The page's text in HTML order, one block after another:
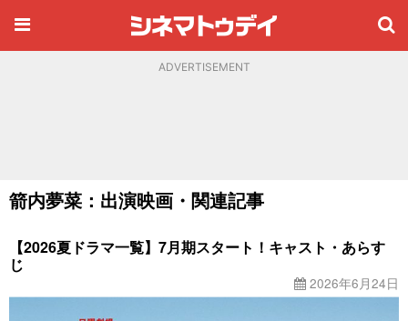
ADVERTISEMENT
箭内夢菜：出演映画・関連記事
【2026夏ドラマ一覧】7月期スタート！キャスト・あらす
じ
2026年6月24日